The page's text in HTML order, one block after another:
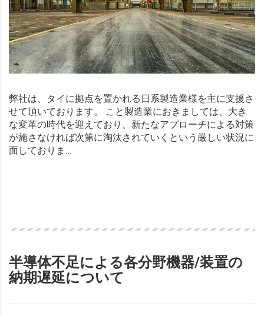
弊社は、タイに拠点を置かれる日系製造業様を主に支援さ
せて頂いております。 こと製造業におきましては、大き
な変革の時代を迎えており、新たなアプローチによる対策
が施さなければ次第に淘汰されていくという厳しい状況に
面しておりま…
半導体不足による各分野機器/装置の
納期遅延について